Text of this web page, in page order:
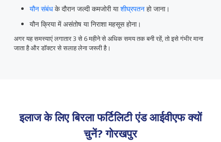
यौन संबंधके दौरान जल्दी कमजोरी याशीघ्रपतन हो जाना।
यौन क्रिया में असंतोष या निराशा महसूस होना।
अगर यह समस्याएं लगातार 3 से 6 महीने से अधिक समय तक बनी रहें, तो इसे गंभीर माना
जाता है और डॉक्टर से सलाह लेना जरूरी है।
इलाज के लिए बिरला फर्टिलिटी एंड आईवीएफ क्यों
चुनें? गोरखपुर